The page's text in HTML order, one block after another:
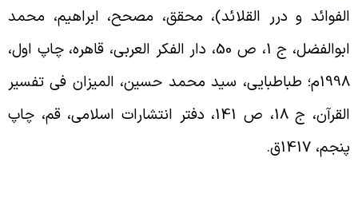
و درر القلائد)، محقق، مصحح، ابراهیم، محمد
ابوالفضل، ج 1، ص 50، دار الفکر العربی، قاهره، چاپ اول،
1998م؛ طباطبایی، سید محمد حسین، المیزان فی تفسیر
القرآن، ج 18، ص 141، دفتر انتشارات اسلامی، قم، چاپ
1417ق
.